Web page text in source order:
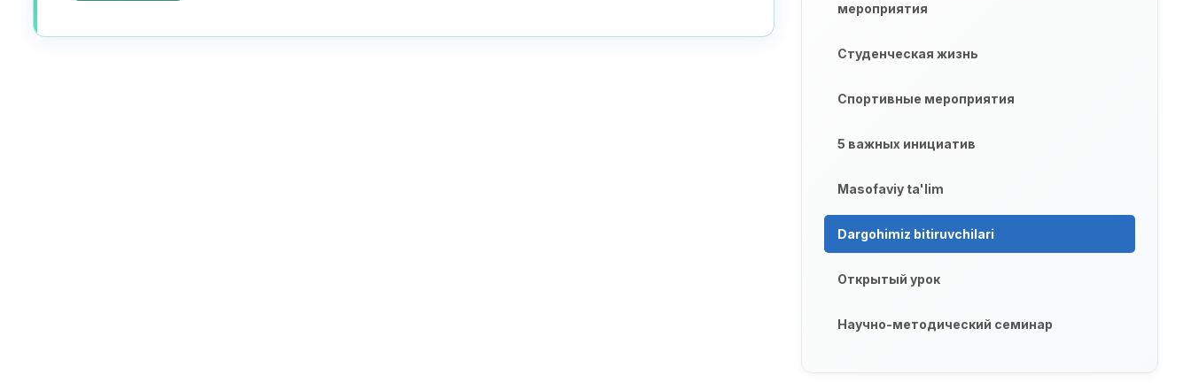
мероприятия
Студенческая жизнь
Спортивные мероприятия
5 важных инициатив
Masofaviy ta'lim
Dargohimiz bitiruvchilari
Открытый урок
Научно-методический семинар